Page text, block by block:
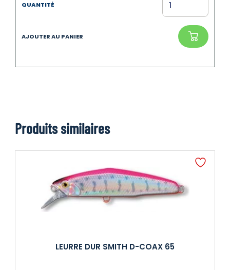
Produits similaires
LEURRE DUR SMITH D-COAX 65